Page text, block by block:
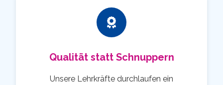
Qualität statt Schnuppern
Unsere Lehrkräfte durchlaufen ein